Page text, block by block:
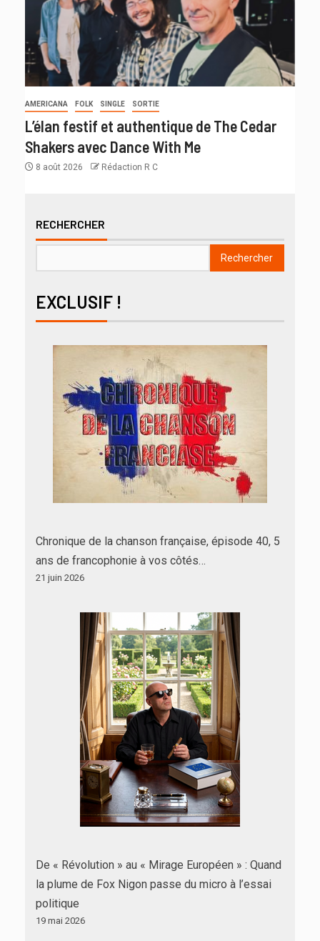
AMERICANA FOLK SINGLE SORTIE
L’élan festif et authentique de The Cedar
Shakers avec Dance With Me
8 août 2026 Rédaction R C
RECHERCHER
Rechercher
EXCLUSIF !
Chronique de la chanson française, épisode 40, 5
ans de francophonie à vos côtés…
21 juin 2026
De « Révolution » au « Mirage Européen » : Quand
la plume de Fox Nigon passe du micro à l’essai
politique
19 mai 2026